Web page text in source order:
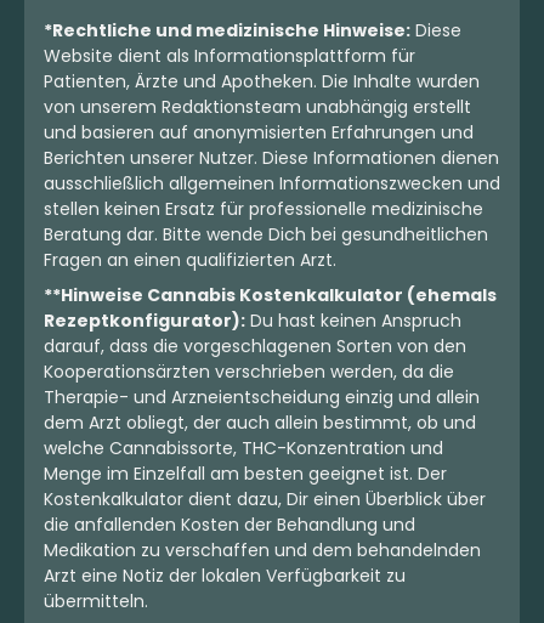
*Rechtliche und medizinische Hinweise: Diese
Website dient als Informationsplattform für
Patienten, Ärzte und Apotheken. Die Inhalte wurden
von unserem Redaktionsteam unabhängig erstellt
und basieren auf anonymisierten Erfahrungen und
Berichten unserer Nutzer. Diese Informationen dienen
ausschließlich allgemeinen Informationszwecken und
stellen keinen Ersatz für professionelle medizinische
Beratung dar. Bitte wende Dich bei gesundheitlichen
Fragen an einen qualifizierten Arzt.
**Hinweise Cannabis Kostenkalkulator (ehemals
Rezeptkonfigurator): Du hast keinen Anspruch
darauf, dass die vorgeschlagenen Sorten von den
Kooperationsärzten verschrieben werden, da die
Therapie- und Arzneientscheidung einzig und allein
dem Arzt obliegt, der auch allein bestimmt, ob und
welche Cannabissorte, THC-Konzentration und
Menge im Einzelfall am besten geeignet ist. Der
Kostenkalkulator dient dazu, Dir einen Überblick über
die anfallenden Kosten der Behandlung und
Medikation zu verschaffen und dem behandelnden
Arzt eine Notiz der lokalen Verfügbarkeit zu
übermitteln.